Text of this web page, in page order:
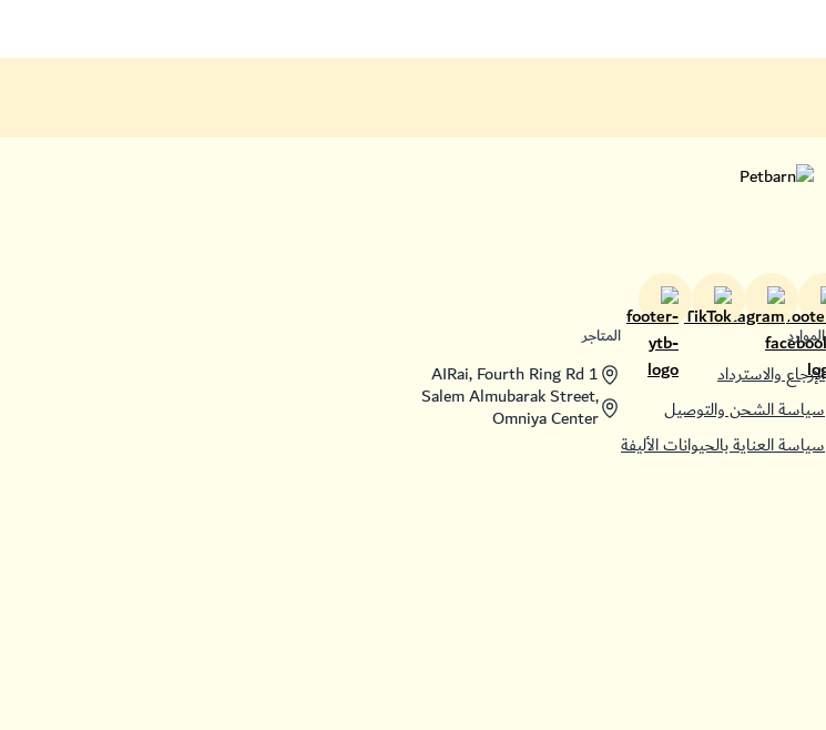
الموارد
الإرجاع والاسترداد
سياسة الشحن والتوصيل
سياسة العناية بالحيوانات الأليفة
المتاجر
AIRai, Fourth Ring Rd 1
Salem Almubarak Street,
Omniya Center